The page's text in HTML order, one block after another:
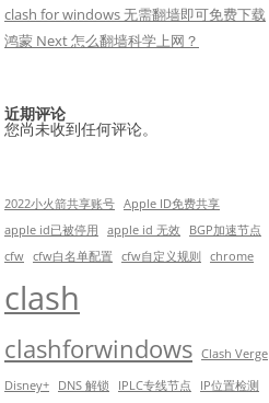
clash for windows 无需翻墙即可免费下载
鸿蒙 Next 怎么翻墙科学上网？
近期评论
您尚未收到任何评论。
2022小火箭共享账号 Apple ID免费共享
apple id已被停用
apple id 无效
BGP加速节点
cfw cfw白名单配置 cfw自定义规则 chrome
clash
clashforwindows Clash Verge
Disney+ DNS 解锁 IPLC专线节点
IP位置检测